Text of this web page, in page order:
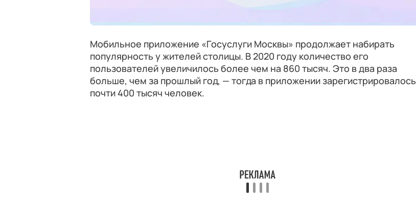
Мобильное приложение «Госуслуги Москвы» продолжает набирать
популярность у жителей столицы. В 2020 году количество его
пользователей увеличилось более чем на 860 тысяч. Это в два раза
больше, чем за прошлый год, — тогда в приложении зарегистрировалось
почти 400 тысяч человек.